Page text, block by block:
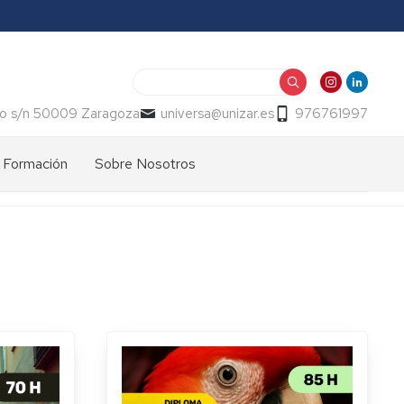
s/n 50009 Zaragoza universa@unizar.es 976761997
Formación Sobre Nosotros
Oficinas
Calidad